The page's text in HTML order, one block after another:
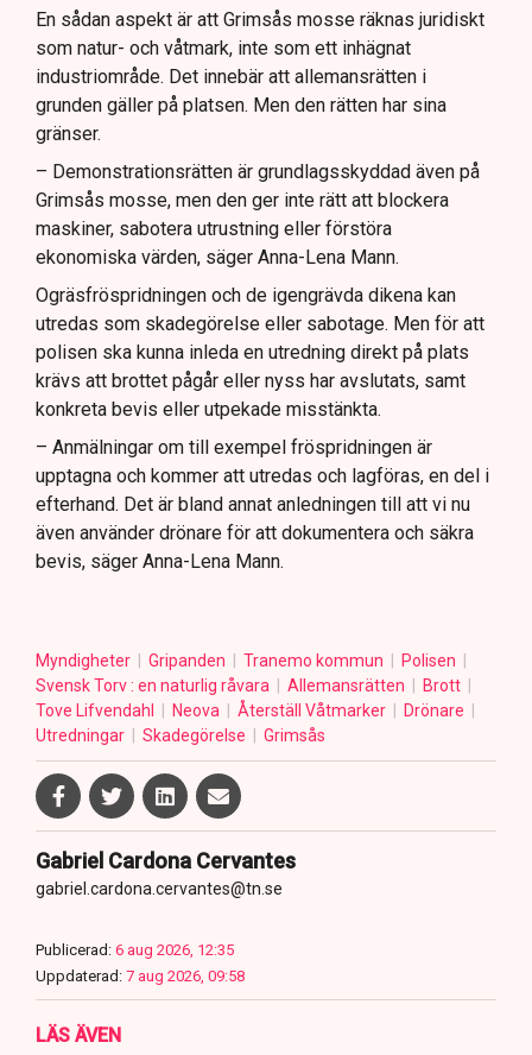
En sådan aspekt är att Grimsås mosse räknas juridiskt
som natur- och våtmark, inte som ett inhägnat
industriområde. Det innebär att allemansrätten i
grunden gäller på platsen. Men den rätten har sina
gränser.
– Demonstrationsrätten är grundlagsskyddad även på
Grimsås mosse, men den ger inte rätt att blockera
maskiner, sabotera utrustning eller förstöra
ekonomiska värden, säger Anna-Lena Mann.
Ogräsfröspridningen och de igengrävda dikena kan
utredas som skadegörelse eller sabotage. Men för att
polisen ska kunna inleda en utredning direkt på plats
krävs att brottet pågår eller nyss har avslutats, samt
konkreta bevis eller utpekade misstänkta.
– Anmälningar om till exempel fröspridningen är
upptagna och kommer att utredas och lagföras, en del i
efterhand. Det är bland annat anledningen till att vi nu
även använder drönare för att dokumentera och säkra
bevis, säger Anna-Lena Mann.
Myndigheter Gripanden Tranemo kommun
Polisen
Svensk Torv : en naturlig råvara
Allemansrätten
Brott
Tove Lifvendahl
Neova Återställ Våtmarker
Drönare
Utredningar
Skadegörelse Grimsås
Gabriel Cardona Cervantes
gabriel.cardona.cervantes@tn.se
Publicerad: 6 aug 2026, 12:35
Uppdaterad: 7 aug 2026, 09:58
LÄS ÄVEN